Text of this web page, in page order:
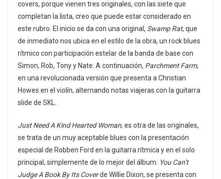
covers, porque vienen tres originales, con las siete que
completan la lista, creo que puede estar considerado en
este rubro. El inicio se da con una original, Swamp Rat, que
de inmediato nos ubica en el estilo de la obra, un rock blues
rítmico con participación estelar de la banda de base con
Simon, Rob, Tony y Nate. A continuación, Parchment Farm,
en una revolucionada versión que presenta a Christian
Howes en el violín, alternando notas viajeras con la guitarra
slide de SKL.
Just Need A Kind Hearted Woman, es otra de las originales,
se trata de un muy aceptable blues con la presentación
especial de Robben Ford en la guitarra rítmica y en el solo
principal, simplemente de lo mejor del álbum. You Can’t
Judge A Book By Its Coverde Willie Dixon, se presenta con